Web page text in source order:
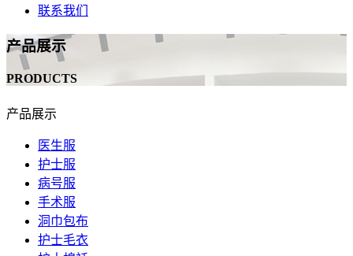
联系我们
产品展示
PRODUCTS
产品展示
医生服
护士服
病号服
手术服
洞巾包布
护士毛衣